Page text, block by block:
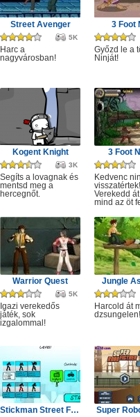
Street Avenger
5K
Harc a
nagyvárosban!
3 Foot
Győzd le a
Ninját!
Kogent Knight
3K
Segíts a lovagnak és
mentsd meg a
hercegnőt.
3 Foot
Kedvenc
visszatértek!
Verekedd
mind az öt
Warrior Quest
5K
Igazi verekedős
játék, sok
izgalommal!
Jungle
Harcold át
dzsungelen!
Stickman Street Fighting 3D Super